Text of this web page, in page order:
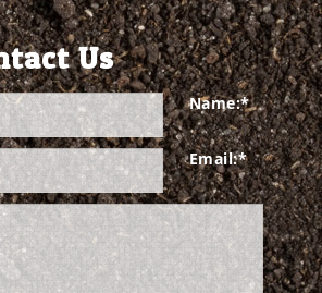
Us
Name:*
Email:*